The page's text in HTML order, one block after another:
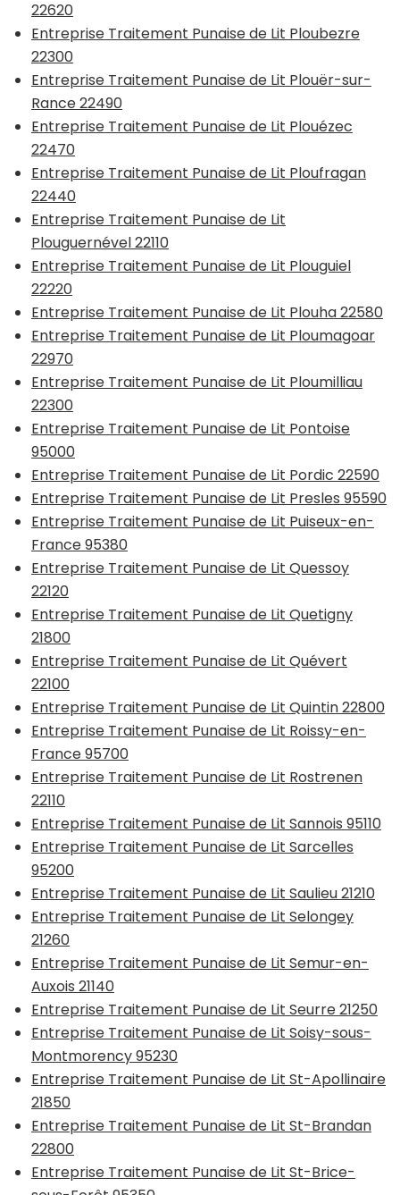
22620
Entreprise Traitement Punaise de Lit Ploubezre
22300
Entreprise Traitement Punaise de Lit Plouër-sur-
Rance 22490
Entreprise Traitement Punaise de Lit Plouézec
22470
Entreprise Traitement Punaise de Lit Ploufragan
22440
Entreprise Traitement Punaise de Lit
Plouguernével 22110
Entreprise Traitement Punaise de Lit Plouguiel
22220
Entreprise Traitement Punaise de Lit Plouha 22580
Entreprise Traitement Punaise de Lit Ploumagoar
22970
Entreprise Traitement Punaise de Lit Ploumilliau
22300
Entreprise Traitement Punaise de Lit Pontoise
95000
Entreprise Traitement Punaise de Lit Pordic 22590
Entreprise Traitement Punaise de Lit Presles 95590
Entreprise Traitement Punaise de Lit Puiseux-en-
France 95380
Entreprise Traitement Punaise de Lit Quessoy
22120
Entreprise Traitement Punaise de Lit Quetigny
21800
Entreprise Traitement Punaise de Lit Quévert
22100
Entreprise Traitement Punaise de Lit Quintin 22800
Entreprise Traitement Punaise de Lit Roissy-en-
France 95700
Entreprise Traitement Punaise de Lit Rostrenen
22110
Entreprise Traitement Punaise de Lit Sannois 95110
Entreprise Traitement Punaise de Lit Sarcelles
95200
Entreprise Traitement Punaise de Lit Saulieu 21210
Entreprise Traitement Punaise de Lit Selongey
21260
Entreprise Traitement Punaise de Lit Semur-en-
Auxois 21140
Entreprise Traitement Punaise de Lit Seurre 21250
Entreprise Traitement Punaise de Lit Soisy-sous-
Montmorency 95230
Entreprise Traitement Punaise de Lit St-Apollinaire
21850
Entreprise Traitement Punaise de Lit St-Brandan
22800
Entreprise Traitement Punaise de Lit St-Brice-